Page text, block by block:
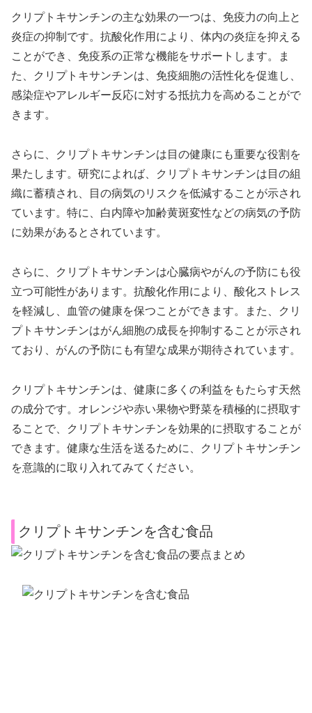
クリプトキサンチンの主な効果の一つは、免疫力の向上と
炎症の抑制です。抗酸化作用により、体内の炎症を抑える
ことができ、免疫系の正常な機能をサポートします。ま
た、クリプトキサンチンは、免疫細胞の活性化を促進し、
感染症やアレルギー反応に対する抵抗力を高めることがで
きます。
さらに、クリプトキサンチンは目の健康にも重要な役割を
果たします。研究によれば、クリプトキサンチンは目の組
織に蓄積され、目の病気のリスクを低減することが示され
ています。特に、白内障や加齢黄斑変性などの病気の予防
に効果があるとされています。
さらに、クリプトキサンチンは心臓病やがんの予防にも役
立つ可能性があります。抗酸化作用により、酸化ストレス
を軽減し、血管の健康を保つことができます。また、クリ
プトキサンチンはがん細胞の成長を抑制することが示され
ており、がんの予防にも有望な成果が期待されています。
クリプトキサンチンは、健康に多くの利益をもたらす天然
の成分です。オレンジや赤い果物や野菜を積極的に摂取す
ることで、クリプトキサンチンを効果的に摂取することが
できます。健康な生活を送るために、クリプトキサンチン
を意識的に取り入れてみてください。
クリプトキサンチンを含む食品